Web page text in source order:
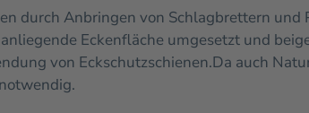
durch Anbringen von Schlagbrettern
Eckenfläche umgesetzt und
von Eckschutzschienen.Da auch